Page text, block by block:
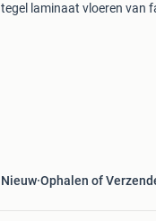
tegel laminaat vloeren van
Nieuw Ophalen of